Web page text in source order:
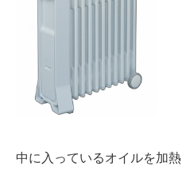
中に入っているオイルを加熱